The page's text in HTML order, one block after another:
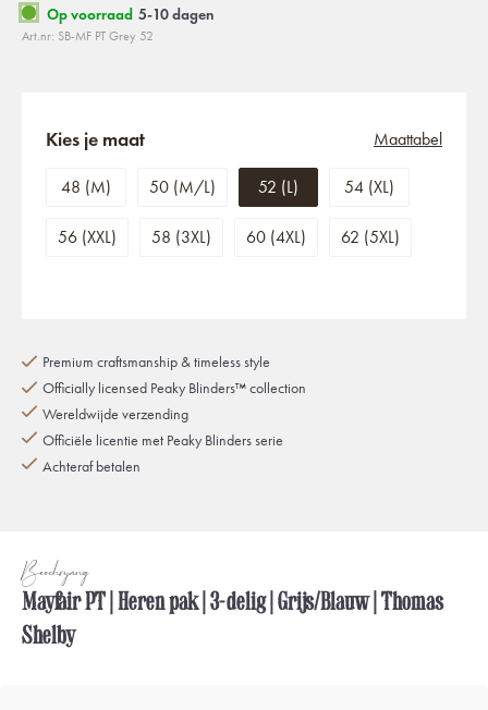
Op voorraad 5-10 dagen
Art.nr: SB-MF PT Grey 52
Kies je maat
48 (M) 50 (M/L) 52 (L) 54 (XL)
56 (XXL) 58 (3XL) 60 (4XL) 62 (5XL)
Maattabel
Premium craftsmanship & timeless style
Officially licensed Peaky Blinders™ collection
Wereldwijde verzending
Officiële licentie met Peaky Blinders serie
Achteraf betalen
Beschrijving
Mayfair PT | Heren pak | 3-delig | Grijs/Blauw | Thomas
Shelby